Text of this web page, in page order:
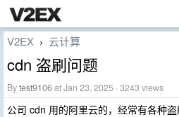
V2EX › 云计算
cdn 盗刷问题
Bytest9106at Jan 23, 2025 · 3243 views
公司 cdn 用的阿里云的，经常有各种